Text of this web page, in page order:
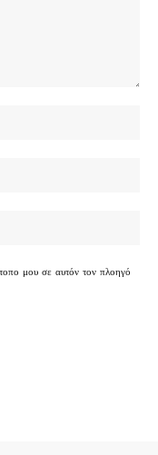
μου σε αυτόν τον πλοηγό